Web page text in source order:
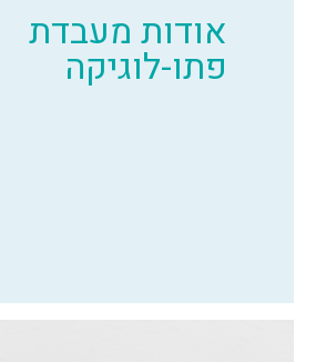
אודות מעבדת
פתו-לוגיקה